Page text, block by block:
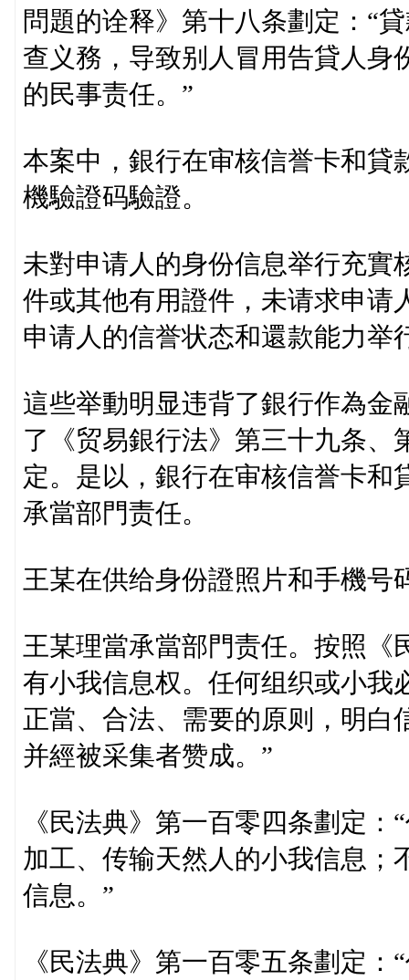
問題的诠释》第十八条劃定：“
查义務，导致别人冒用告貸人身
的民事责任。”
本案中，銀行在审核信誉卡和貸
機驗證码驗證。
未對申请人的身份信息举行充實
件或其他有用證件，未请求申请
申请人的信誉状态和還款能力举
這些举動明显违背了銀行作為金
了《贸易銀行法》第三十九条、
定。是以，銀行在审核信誉卡和
承當部門责任。
王某在供给身份證照片和手機号
王某理當承當部門责任。按照《
有小我信息权。任何组织或小我
正當、合法、需要的原则，明白
并經被采集者赞成。”
《民法典》第一百零四条劃定
加工、传输天然人的小我信息；
信息。”
《民法典》第一百零五条劃定